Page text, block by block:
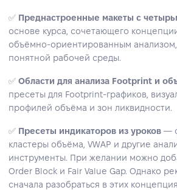
✅ Преднастроенные макеты с
основе курса, сочетающего
объёмно-ориентированным анализом,
понятной рабочей среды.
✅ Области для анализа Footprint и
пресеты для Footprint-графиков,
профилей объёма и зон ликвидности.
✅ Пресеты индикаторов из уроков —
кластеры объёма, VWAP и другие
инструменты. При желании можно
Order Block и Fair Value Gap. Однако
сначала разобраться в этих